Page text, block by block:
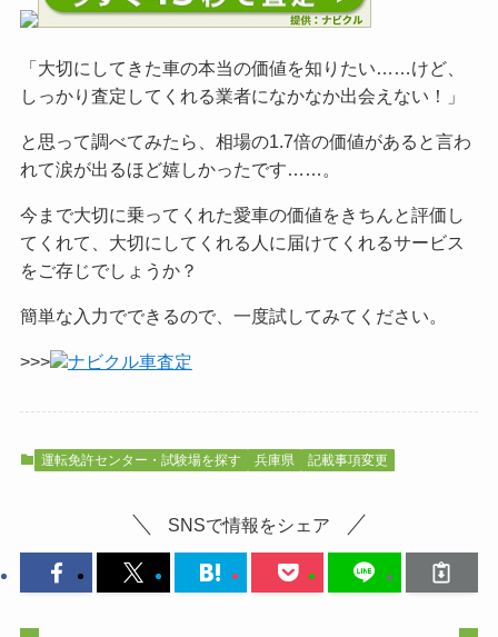
「大切にしてきた車の本当の価値を知りたい……けど、
しっかり査定してくれる業者になかなか出会えない！」
と思って調べてみたら、相場の1.7倍の価値があると言わ
れて涙が出るほど嬉しかったです……。
今まで大切に乗ってくれた愛車の価値をきちんと評価し
てくれて、大切にしてくれる人に届けてくれるサービス
をご存じでしょうか？
簡単な入力でできるので、一度試してみてください。
>>> ナビクル車査定
運転免許センター・試験場を探す 兵庫県 記載事項変更
SNSで情報をシェア